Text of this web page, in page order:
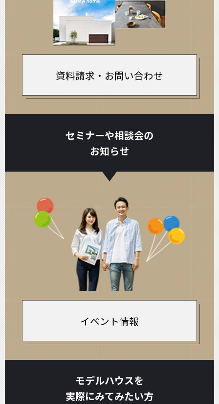
資料請求・お問い合わせ
セミナーや相談会の
お知らせ
イベント情報
モデルハウスを
実際にみてみたい方